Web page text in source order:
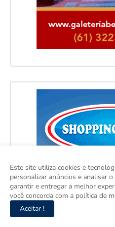
Este site utiliza cookies e
personalizar anúncios e analisar
garantir e entregar a melhor
você concorda com a política de
Aceitar !